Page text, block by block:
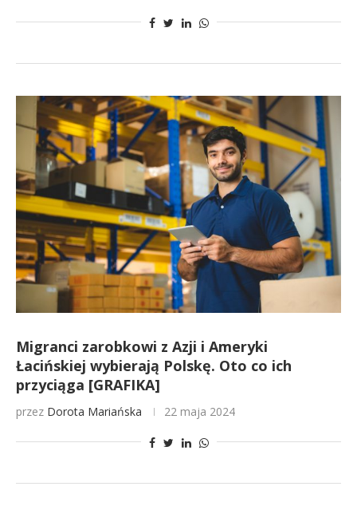
Migranci zarobkowi z Azji i Ameryki
Łacińskiej wybierają Polskę. Oto co ich
przyciąga [GRAFIKA]
przez Dorota Mariańska 22 maja 2024